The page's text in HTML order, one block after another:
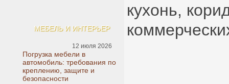
МЕБЕЛЬ И ИНТЕРЬЕР
12 июля 2026
Погрузка мебели в
автомобиль: требования по
креплению, защите и
безопасности
кухонь,